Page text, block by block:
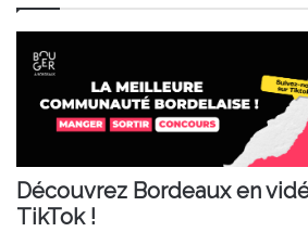
Découvrez Bordeaux en
TikTok !